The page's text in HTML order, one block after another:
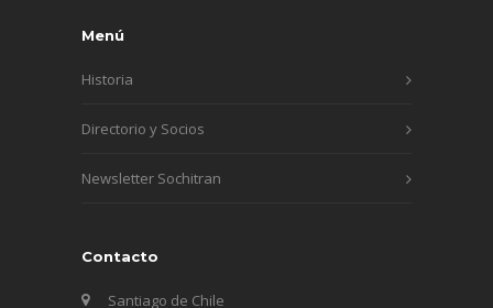
Menú
Historia
Directorio y Socios
Newsletter Sochitran
Contacto
Santiago de Chile